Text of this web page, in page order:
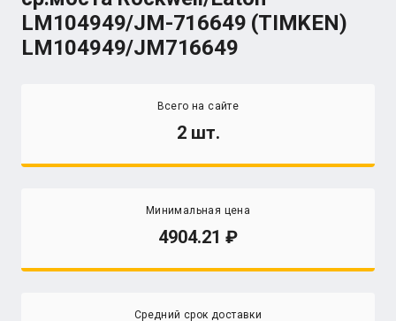
LM104949/JM-716649 (TIMKEN)
LM104949/JM716649
Всего на сайте
2 шт.
Минимальная цена
4904.21
Средний срок доставки